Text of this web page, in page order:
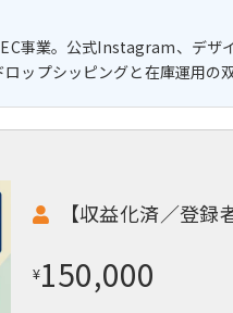
事業。公式Instagram、デザ
ップシッピングと在庫運用の
【収益化済／登
¥150,000